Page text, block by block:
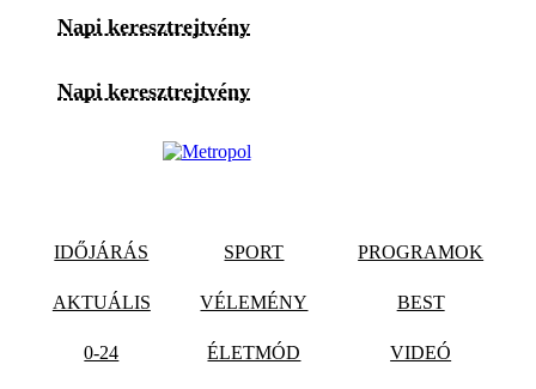
Napi keresztrejtvény
Napi keresztrejtvény
IDŐJÁRÁS SPORT PROGRAMOK
AKTUÁLIS VÉLEMÉNY BEST
0-24 ÉLETMÓD VIDEÓ